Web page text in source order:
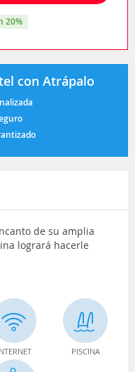
20%
con Atrápalo
de su amplia
logrará hacerle
PISCINA